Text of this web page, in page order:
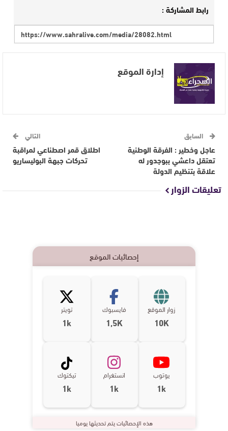
رابط المشاركة :
إدارة الموقع
السابق
عاجل وخطير : الفرقة الوطنية
تعتقل داعشي ببوجدور له
علاقة بتنظيم الدولة
التالي
اطلاق قمر اصطناعي لمراقبة
تحركات جبهة البوليساريو
تعليقات الزوار
إحصائيات الموقع
زوار الموقع
10K
فايسبوك
1,5K
تويتر
1k
يوتوب
1k
انستغرام
1k
تيكتوك
1k
هذه الإحصائيات يتم تحديثها يوميا